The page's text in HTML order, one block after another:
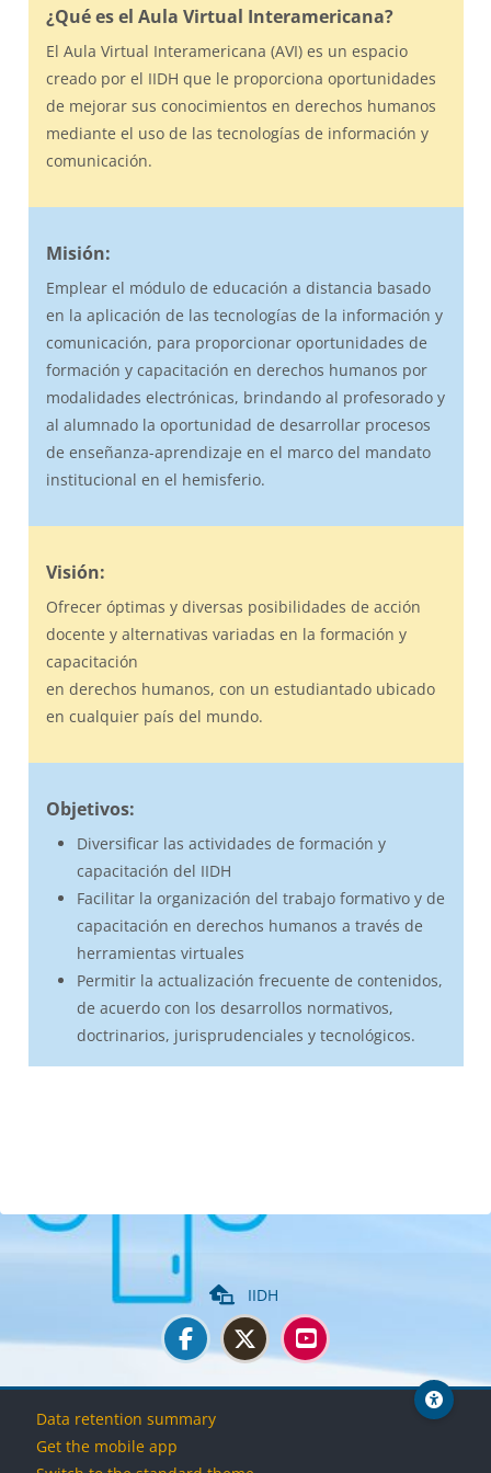
¿Qué es el Aula Virtual Interamericana?
El Aula Virtual Interamericana (AVI) es un espacio
creado por el IIDH que le proporciona oportunidades
de mejorar sus conocimientos en derechos humanos
mediante el uso de las tecnologías de información y
comunicación.
Misión:
Emplear el módulo de educación a distancia basado
en la aplicación de las tecnologías de la información y
comunicación, para proporcionar oportunidades de
formación y capacitación en derechos humanos por
modalidades electrónicas, brindando al profesorado y
al alumnado la oportunidad de desarrollar procesos
de enseñanza-aprendizaje en el marco del mandato
institucional en el hemisferio.
Visión:
Ofrecer óptimas y diversas posibilidades de acción
docente y alternativas variadas en la formación y
capacitación
en derechos humanos, con un estudiantado ubicado
en cualquier país del mundo.
Objetivos:
Diversificar las actividades de formación y
capacitación del IIDH
Facilitar la organización del trabajo formativo y de
capacitación en derechos humanos a través de
herramientas virtuales
Permitir la actualización frecuente de contenidos,
de acuerdo con los desarrollos normativos,
doctrinarios, jurisprudenciales y tecnológicos.
IIDH
Blocks
Blocks
Blocks
Blocks
Data retention summary
Get the mobile app